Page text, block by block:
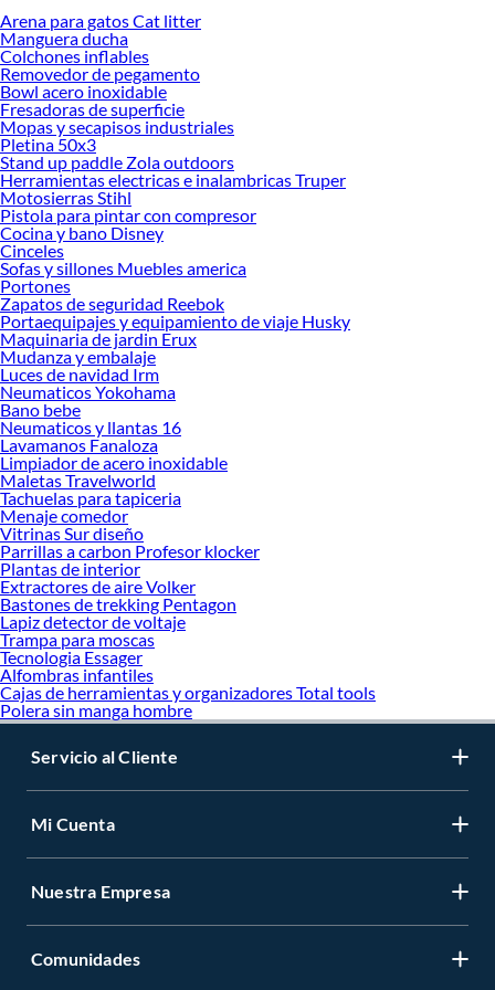
Desde remodelaciones hasta proyectos de decoración, estamos aquí para hacer
tus ideas realidad. ¡Visítanos y encuentra todo lo que tenemos para ofrecerte en
Dormitorio!
Explora la variedad de productos de Dormitorio en Sodimac
Herramientas, materiales y accesorios de calidad para tus proyectos y
renovación de espacios. ¡Visítanos y descubre todo lo que tenemos para
ofrecerte!
Encuentra una amplia variedad de productos de Dormitorio en Sodimac.
Encuentra todo lo necesario para tus proyectos de renovación y decoración.
¡Visítanos y haz tus ideas realidad!
Arena para gatos Cat litter
Manguera ducha
Colchones inflables
Removedor de pegamento
Bowl acero inoxidable
Fresadoras de superficie
Mopas y secapisos industriales
Pletina 50x3
Stand up paddle Zola outdoors
Herramientas electricas e inalambricas Truper
Motosierras Stihl
Pistola para pintar con compresor
Cocina y bano Disney
Cinceles
Sofas y sillones Muebles america
Portones
Zapatos de seguridad Reebok
Portaequipajes y equipamiento de viaje Husky
Maquinaria de jardin Erux
Mudanza y embalaje
Luces de navidad Irm
Neumaticos Yokohama
Bano bebe
Neumaticos y llantas 16
Lavamanos Fanaloza
Limpiador de acero inoxidable
Maletas Travelworld
Tachuelas para tapiceria
Menaje comedor
Vitrinas Sur diseño
Parrillas a carbon Profesor klocker
Plantas de interior
Extractores de aire Volker
Bastones de trekking Pentagon
Lapiz detector de voltaje
Trampa para moscas
Tecnologia Essager
Alfombras infantiles
Cajas de herramientas y organizadores Total tools
Polera sin manga hombre
Servicio al Cliente
Mi Cuenta
Nuestra Empresa
Comunidades